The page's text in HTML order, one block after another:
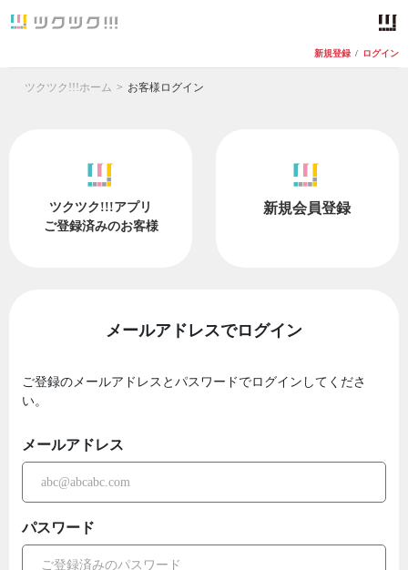
新規登録 / ログイン
ツクツク!!!ホーム お客様ログイン
ツクツク!!!アプリ
ご登録済みのお客様
新規会員登録
メールアドレスでログイン
ご登録のメールアドレスとパスワードでログインしてくださ
い。
メールアドレス
パスワード